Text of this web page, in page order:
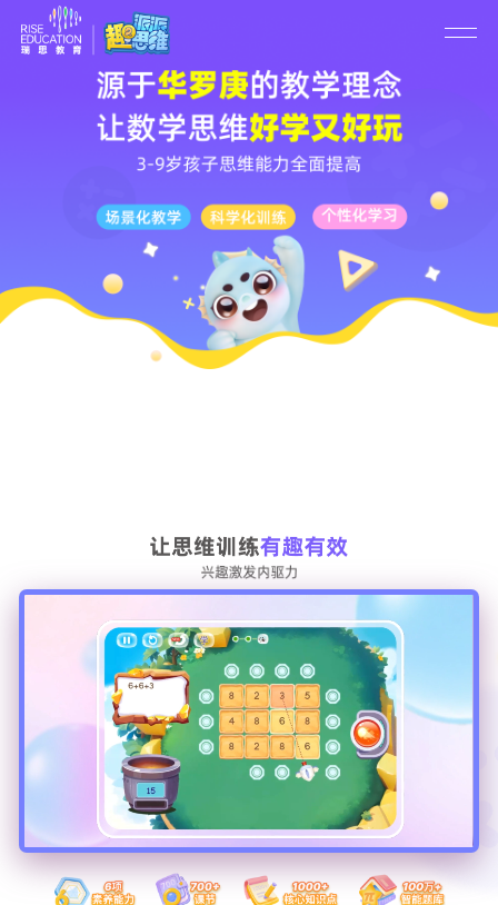
首页
产品介绍
联系我们